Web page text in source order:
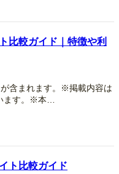
比較ガイド｜特徴や利
含まれます。※掲載内容は
ます。※本…
ト比較ガイド